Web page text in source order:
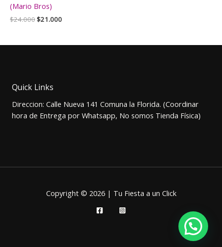
(Mario Bros)
$24.000El
era:
$21.000El
es:
Quick Links
Direccion: Calle Nueva 141 Comuna la Florida. (Coordinar
hora de Entrega por Whatsapp, No somos Tienda Física)
Copyright © 2026 | Tu Fiesta a un Click